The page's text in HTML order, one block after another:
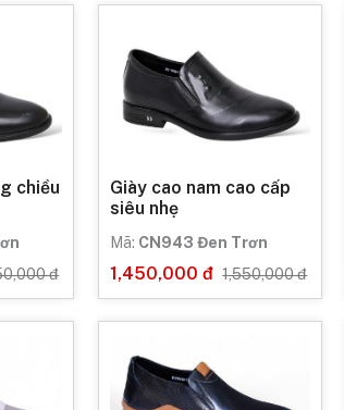
chiều
đ
Giày cao nam cao cấp
siêu nhẹ
Mã: CN943 Đen Trơn
1,450,000 đ 1,550,000 đ